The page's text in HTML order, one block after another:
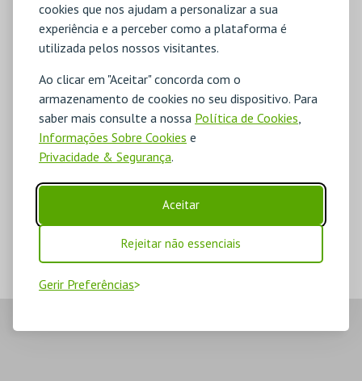
cookies que nos ajudam a personalizar a sua
experiência e a perceber como a plataforma é
utilizada pelos nossos visitantes.
Ao clicar em "Aceitar" concorda com o
armazenamento de cookies no seu dispositivo. Para
saber mais consulte a nossa Política de Cookies,
Informações Sobre Cookies e
Privacidade & Segurança.
Aceitar
Rejeitar não essenciais
Gerir Preferências